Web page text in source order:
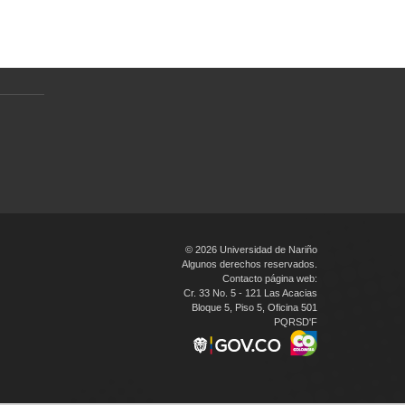
© 2026 Universidad de Nariño
Algunos derechos reservados.
Contacto página web:
Cr. 33 No. 5 - 121 Las Acacias
Bloque 5, Piso 5, Oficina 501
PQRSD'F